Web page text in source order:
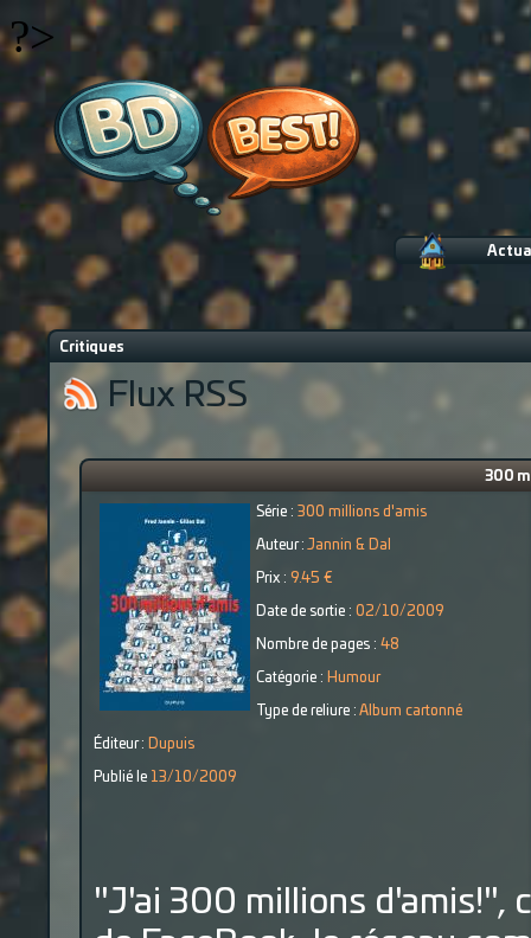
?>
Critiques
Flux RSS
300
Série : 300 millions d'amis
Auteur : Jannin & Dal
Prix : 9.45 €
Date de sortie : 02/10/2009
Nombre de pages : 48
Catégorie : Humour
Type de reliure : Album cartonné
Éditeur : Dupuis
Publié le 13/10/2009
"J'ai 300 millions d'amis!",